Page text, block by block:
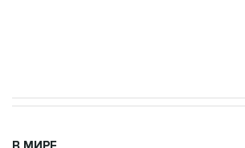
травмы, сообщает колумбийская